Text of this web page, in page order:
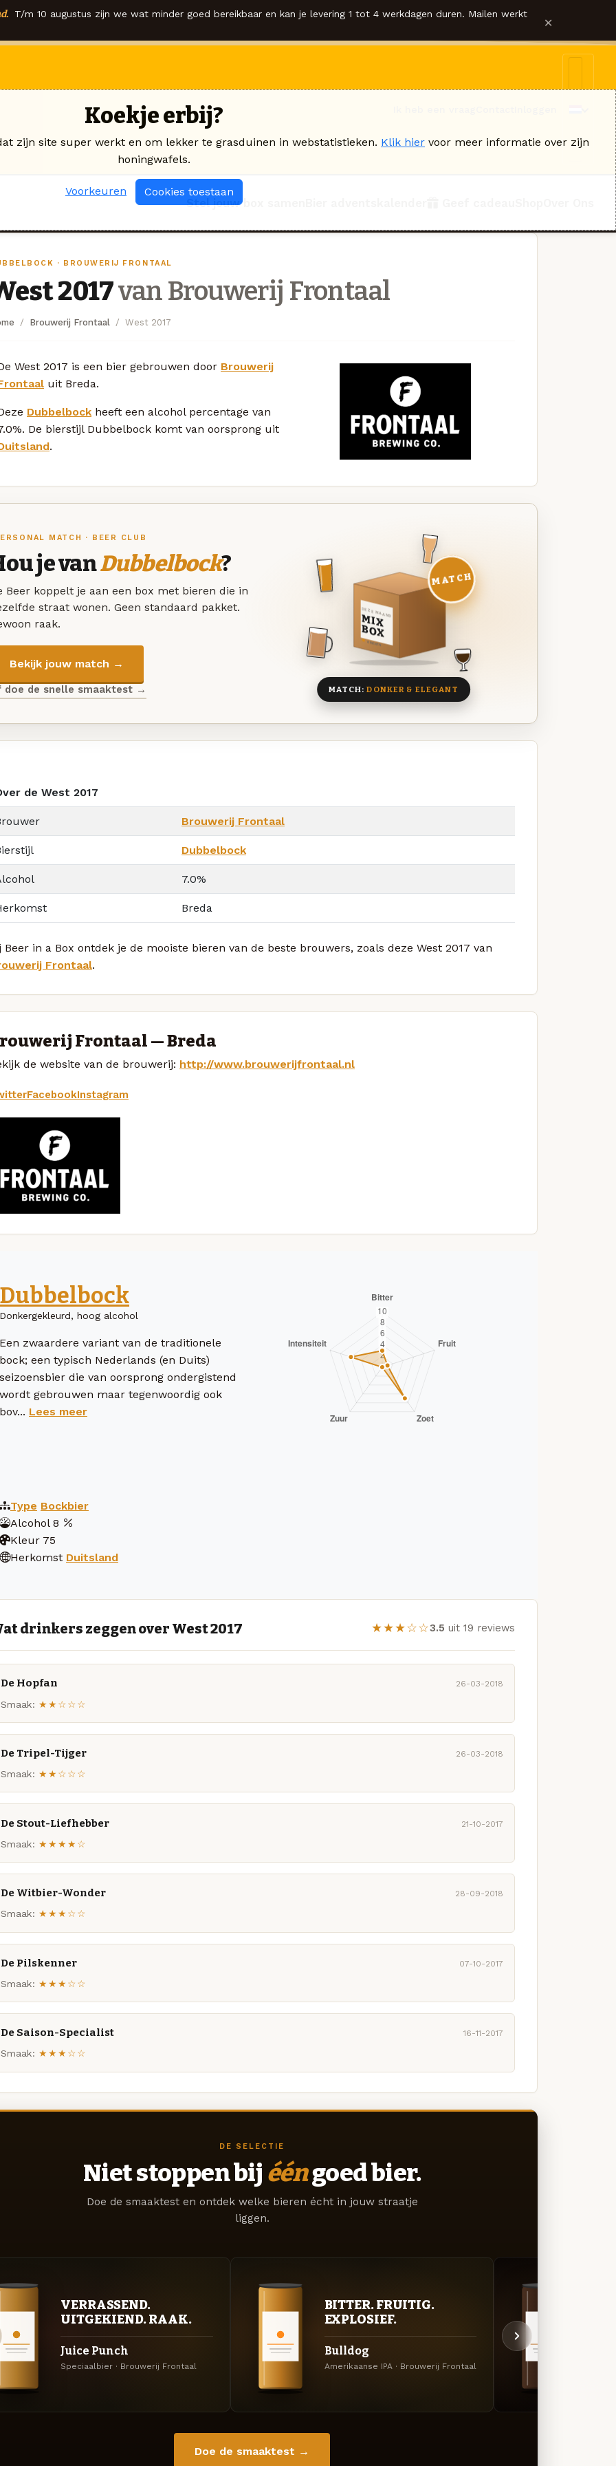
T/m 10 augustus zijn we wat minder goed bereikbaar en kan je levering 1 tot 4 werkdagen duren. Mailen werkt ×
Stel jouw box samen
· BROUWERIJ FRONTAAL
2017van Brouwerij Frontaal
Brouwerij Frontaal West 2017
West 2017 is een bier gebrouwen door Brouwerij
uit Breda.
Dubbelbock heeft een alcohol percentage van
De bierstijl Dubbelbock komt van oorsprong uit
.
MATCH · BEER CLUB
je vanDubbelbock?
Beer koppelt je aan een box met bieren die in
straat wonen. Geen standaard pakket.
raak.
Bekijk jouw match →
doe de snelle smaaktest →
DEZE MAAND
MIX
BOX
8 BIEREN
MATCH
MATCH:DONKER & ELEGANT
de West 2017
Brouwerij Frontaal
Dubbelbock
7.0%
Breda
Beer in a Box ontdek je de mooiste bieren van de beste brouwers, zoals deze West 2017 van
Frontaal.
Frontaal — Breda
de website van de brouwerij: http://www.brouwerijfrontaal.nl
FacebookInstagram
Dubbelbock
Donkergekleurd, hoog alcohol
Een zwaardere variant van de traditionele
bock; een typisch Nederlands (en Duits)
seizoensbier die van oorsprong ondergistend
wordt gebrouwen maar tegenwoordig ook
bov... Lees meer
Type Bockbier
Alcohol 8
Kleur 75
Herkomst Duitsland
drinkers zeggen over West 2017 ★★★☆☆3.5 uit 19 reviews
De Hopfan 26-03-2018
Smaak: ★★☆☆☆
De Tripel-Tijger 26-03-2018
Smaak: ★★☆☆☆
De Stout-Liefhebber 21-10-2017
Smaak: ★★★★☆
De Witbier-Wonder 28-09-2018
Smaak: ★★★☆☆
De Pilskenner 07-10-2017
Smaak: ★★★☆☆
De Saison-Specialist 16-11-2017
Smaak: ★★★☆☆
DE SELECTIE
Niet stoppen bij ééngoed bier.
Doe de smaaktest en ontdek welke bieren écht in jouw straatje
liggen.
VERRASSEND.
UITGEKIEND. RAAK.
Juice Punch
Speciaalbier · Brouwerij Frontaal
BITTER. FRUITIG.
EXPLOSIEF.
Bulldog
Amerikaanse IPA · Brouwerij Frontaal
Doe de smaaktest →
Koekje erbij?
zijn site super werkt en om lekker te grasduinen in webstatistieken. Klik hier voor meer informatie over zijn
honingwafels.
Voorkeuren Cookies toestaan